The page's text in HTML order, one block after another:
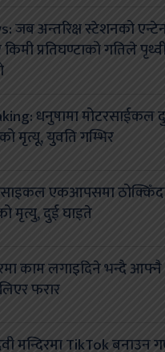
जब अन्तरिक्ष स्टेशनको
प्रतिघण्टाको गतिले
धनुषामा मोटरसाईकल
मृत्यू, युवति गम्भिर
एकआपसमा
मृत्यु, दुई घाइते
काम लगाइदिने भन्दै आफ्नै
फरार
मन्दिरमा TikTok बनाउन